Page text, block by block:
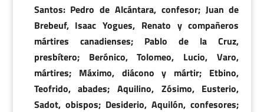
Santos: Pedro de Alcántara, confesor; Juan de
Brebeuf, Isaac Yogues, Renato y compañeros
mártires canadienses; Pablo de la Cruz,
presbítero; Berónico, Tolomeo, Lucio, Varo,
mártires; Máximo, diácono y mártir; Etbino,
Teofrido, abades; Aquilino, Zósimo, Eusterio,
Sadot, obispos; Desiderio, Aquilón, confesores;